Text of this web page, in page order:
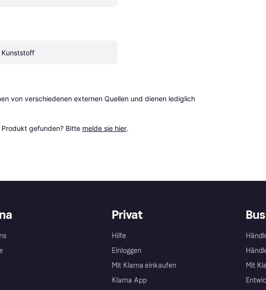
Kunststoff
von verschiedenen externen Quellen und dienen lediglich
gefunden? Bitte melde sie hier.
Privat
Hilfe
Einloggen
Mit Klarna einkaufen
Klarna App
Mit